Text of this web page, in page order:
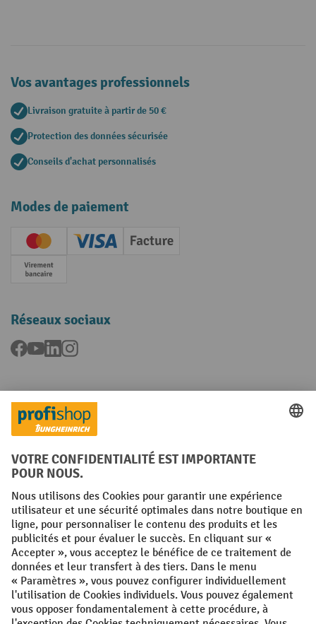
Vos avantages professionnels
Livraison gratuite à partir de 50 €
Protection des données sécurisée
Conseils d'achat personnalisés
Modes de paiement
Creditcard (Master)Creditcard (Visa)
Facture
Paiement anticipé
Réseaux sociaux
Facebook
YouTubeLinkedInInstagram
Langues
FR NL
Conditions générales Mentions légales
Protection des Données Politique de cookies
All prices excl. VAT plusshipping costsand possible delivery charges,
if not stated otherwise.
¹ La remise est valable jusqu'à épuisement des stocks. La remise ne
s'applique pas aux prix spéciaux. Il n'est pas possible de le combiner
avec d'autres réductions en pourcentage ou bons de réduction. | ² La